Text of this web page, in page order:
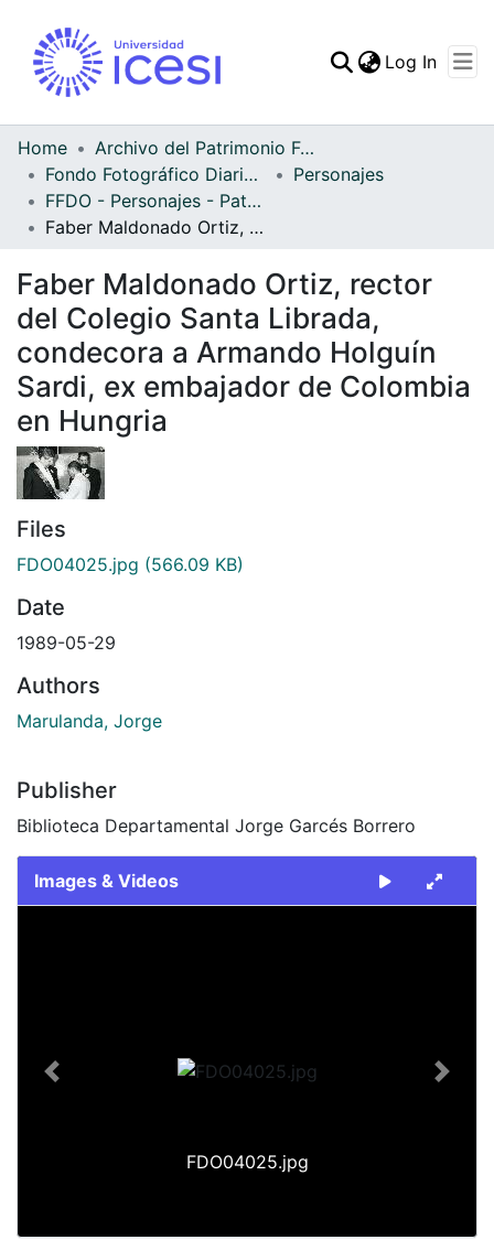
Statistics
Log In
Home
Archivo del Patrimonio Fotográfico y Fílmico del Valle del Cauca
Fondo Fotográfico Diario Occidente
Personajes
FFDO - Personajes - Patrimonial
Faber Maldonado Ortiz, rector del Colegio Santa Librada, condecora a Armando Holguín Sardi, ex embajador de Colombia en Hungria
Faber Maldonado Ortiz, rector
del Colegio Santa Librada,
condecora a Armando Holguín
Sardi, ex embajador de Colombia
en Hungria
Files
FDO04025.jpg (566.09 KB)
Date
1989-05-29
Authors
Marulanda, Jorge
Publisher
Biblioteca Departamental Jorge Garcés Borrero
Images & Videos
FDO04025.jpg
Previous Next